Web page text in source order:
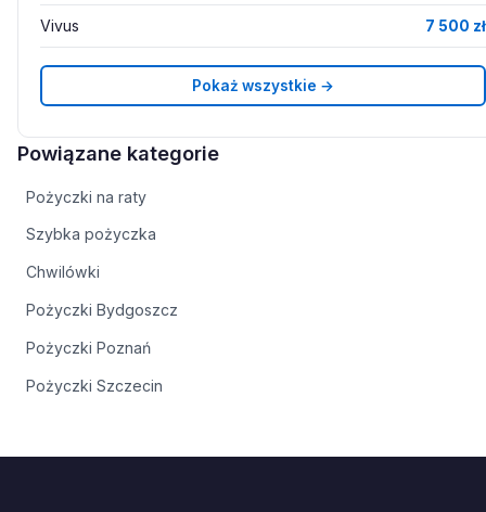
Vivus 7 500 zł
Pokaż wszystkie →
Powiązane kategorie
Pożyczki na raty
Szybka pożyczka
Chwilówki
Pożyczki Bydgoszcz
Pożyczki Poznań
Pożyczki Szczecin